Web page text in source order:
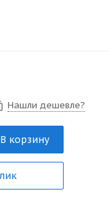
Нашли дешевле?
В корзину